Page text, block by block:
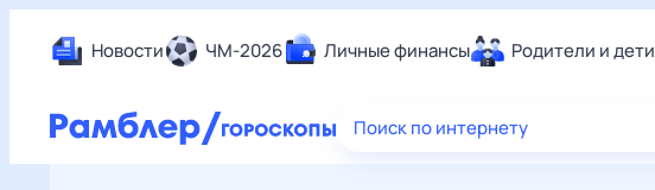
Новости ЧМ-2026 Личные финансы Родители и дети
Еда
Поиск по интернету